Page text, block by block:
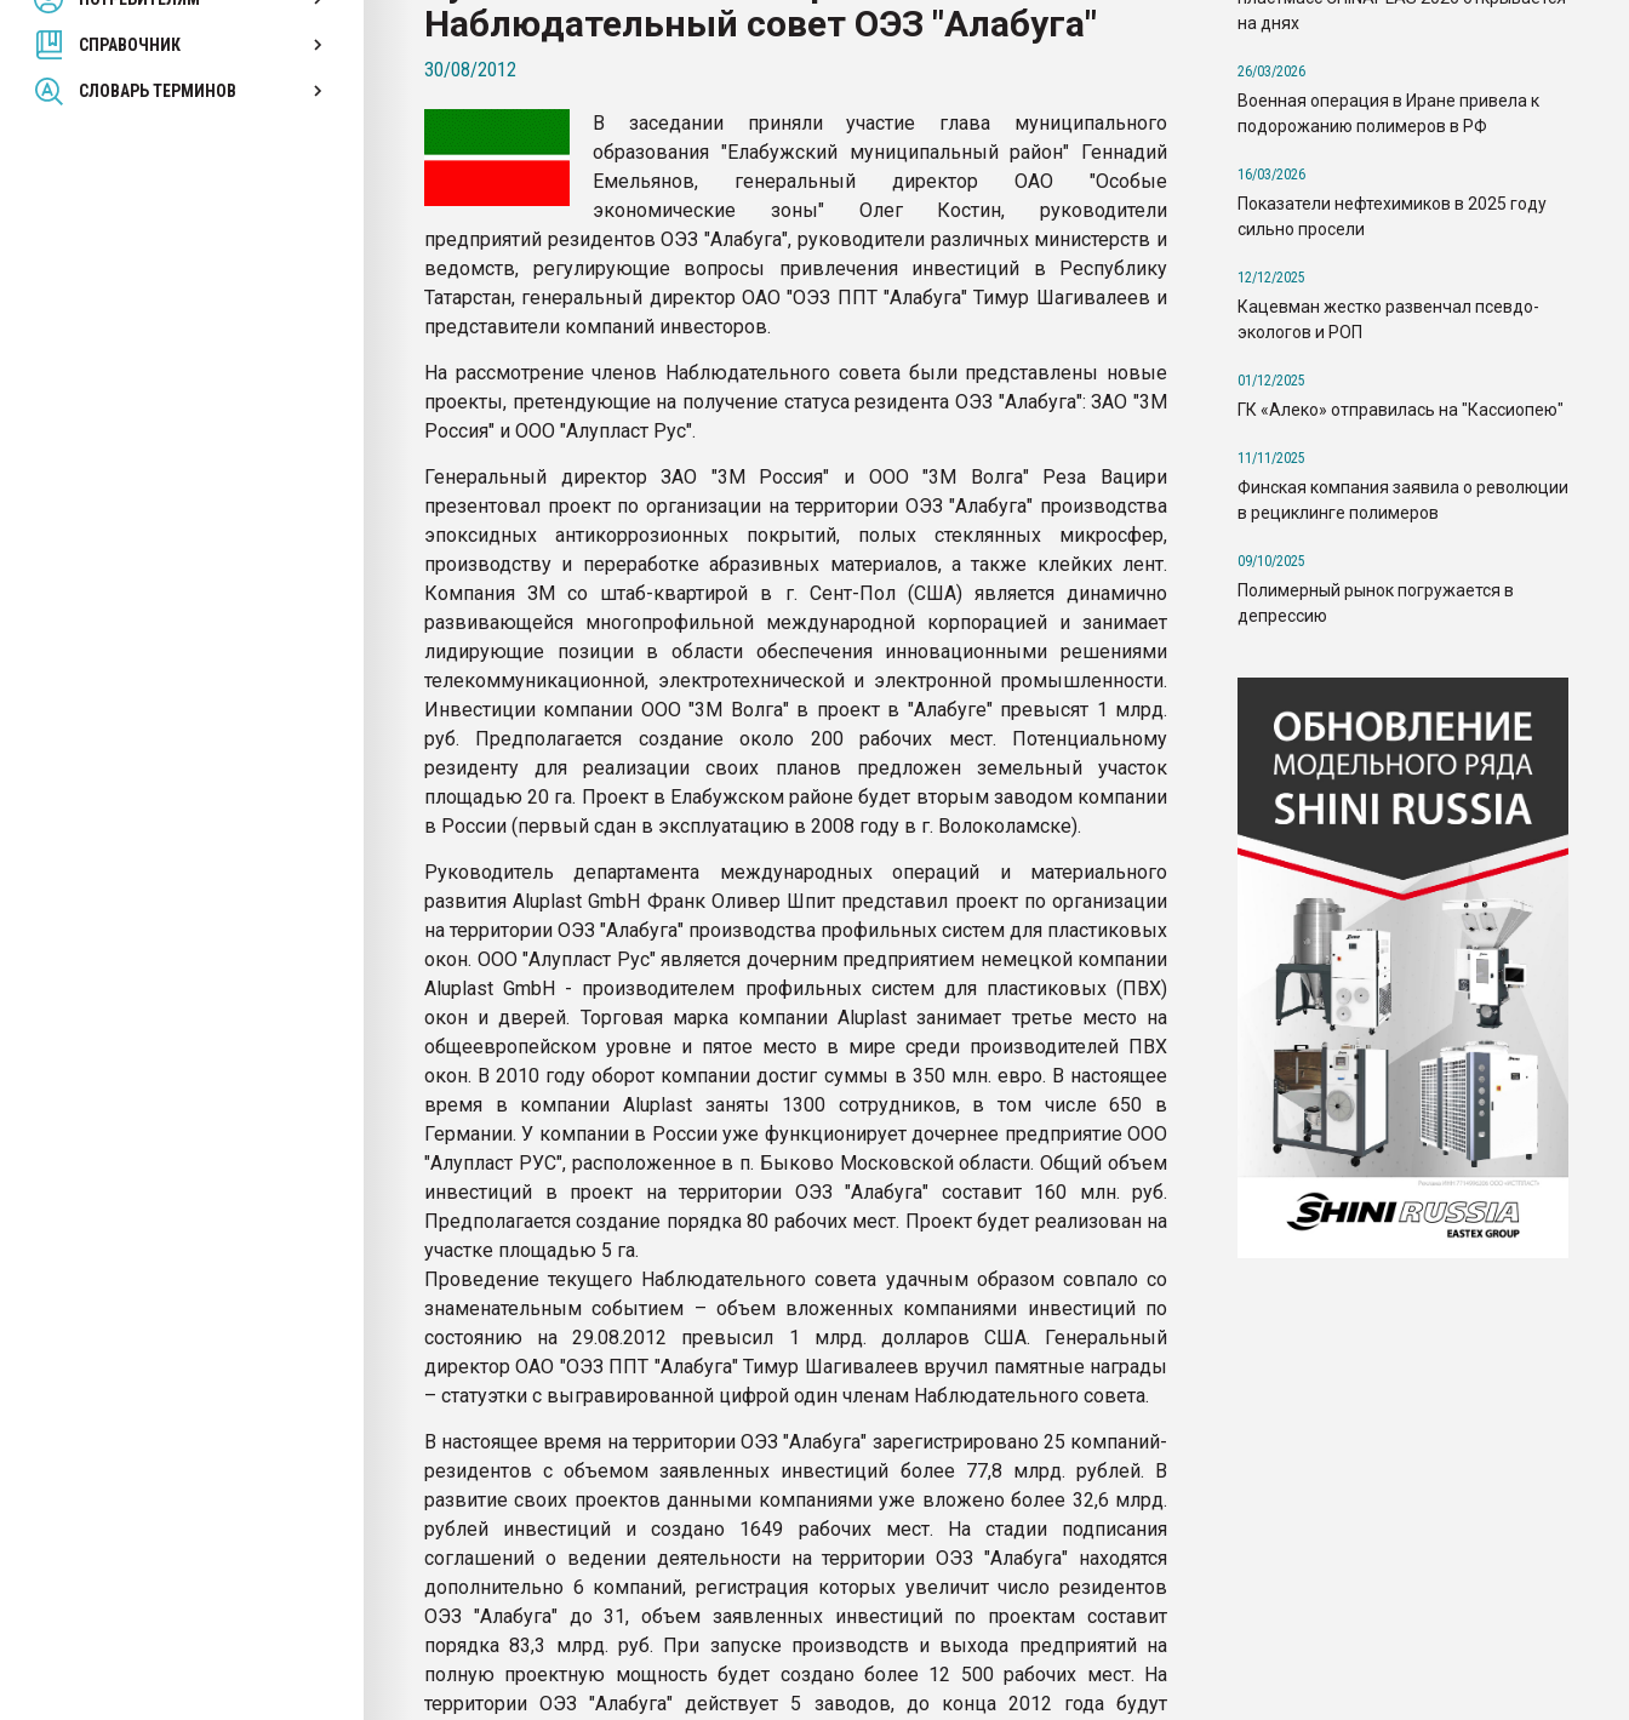
СПРАВОЧНИК
СЛОВАРЬ ТЕРМИНОВ
покупка, обменНаблюдательный совет ОЭЗ "Алабуга"
30/08/2012
В заседании приняли участие глава муниципального
образования "Елабужский муниципальный район" Геннадий
Емельянов, генеральный директор ОАО "Особые
экономические зоны" Олег Костин, руководители
предприятий резидентов ОЭЗ "Алабуга", руководители различных министерств и
ведомств, регулирующие вопросы привлечения инвестиций в Республику
Татарстан, генеральный директор ОАО "ОЭЗ ППТ "Алабуга" Тимур Шагивалеев и
представители компаний инвесторов.
На рассмотрение членов Наблюдательного совета были представлены новые
проекты, претендующие на получение статуса резидента ОЭЗ "Алабуга": ЗАО "3М
Россия" и ООО "Алупласт Рус".
Генеральный директор ЗАО "3М Россия" и ООО "3М Волга" Реза Вацири
презентовал проект по организации на территории ОЭЗ "Алабуга" производства
эпоксидных антикоррозионных покрытий, полых стеклянных микросфер,
производству и переработке абразивных материалов, а также клейких лент.
Компания ЗМ со штаб-квартирой в г. Сент-Пол (США) является динамично
развивающейся многопрофильной международной корпорацией и занимает
лидирующие позиции в области обеспечения инновационными решениями
телекоммуникационной, электротехнической и электронной промышленности.
Инвестиции компании ООО "3М Волга" в проект в "Алабуге" превысят 1 млрд.
руб. Предполагается создание около 200 рабочих мест. Потенциальному
резиденту для реализации своих планов предложен земельный участок
площадью 20 га. Проект в Елабужском районе будет вторым заводом компании
в России (первый сдан в эксплуатацию в 2008 году в г. Волоколамске).
Руководитель департамента международных операций и материального
развития Aluplast GmbH Франк Оливер Шпит представил проект по организации
на территории ОЭЗ "Алабуга" производства профильных систем для пластиковых
окон. ООО "Алупласт Рус" является дочерним предприятием немецкой компании
Aluplast GmbH - производителем профильных систем для пластиковых (ПВХ)
окон и дверей. Торговая марка компании Aluplast занимает третье место на
общеевропейском уровне и пятое место в мире среди производителей ПВХ
окон. В 2010 году оборот компании достиг суммы в 350 млн. евро. В настоящее
время в компании Aluplast заняты 1300 сотрудников, в том числе 650 в
Германии. У компании в России уже функционирует дочернее предприятие ООО
"Алупласт РУС", расположенное в п. Быково Московской области. Общий объем
инвестиций в проект на территории ОЭЗ "Алабуга" составит 160 млн. руб.
Предполагается создание порядка 80 рабочих мест. Проект будет реализован на
участке площадью 5 га.
Проведение текущего Наблюдательного совета удачным образом совпало со
знаменательным событием – объем вложенных компаниями инвестиций по
состоянию на 29.08.2012 превысил 1 млрд. долларов США. Генеральный
директор ОАО "ОЭЗ ППТ "Алабуга" Тимур Шагивалеев вручил памятные награды
– статуэтки с выгравированной цифрой один членам Наблюдательного совета.
В настоящее время на территории ОЭЗ "Алабуга" зарегистрировано 25 компаний-
резидентов с объемом заявленных инвестиций более 77,8 млрд. рублей. В
развитие своих проектов данными компаниями уже вложено более 32,6 млрд.
рублей инвестиций и создано 1649 рабочих мест. На стадии подписания
соглашений о ведении деятельности на территории ОЭЗ "Алабуга" находятся
дополнительно 6 компаний, регистрация которых увеличит число резидентов
ОЭЗ "Алабуга" до 31, объем заявленных инвестиций по проектам составит
порядка 83,3 млрд. руб. При запуске производств и выхода предприятий на
полную проектную мощность будет создано более 12 500 рабочих мест. На
территории ОЭЗ "Алабуга" действует 5 заводов, до конца 2012 года будут
на днях
26/03/2026
Военная операция в Иране привела к
подорожанию полимеров в РФ
16/03/2026
Показатели нефтехимиков в 2025 году
сильно просели
12/12/2025
Кацевман жестко развенчал псевдо-
экологов и РОП
01/12/2025
ГК «Алеко» отправилась на "Кассиопею"
11/11/2025
Финская компания заявила о революции
в рециклинге полимеров
09/10/2025
Полимерный рынок погружается в
депрессию